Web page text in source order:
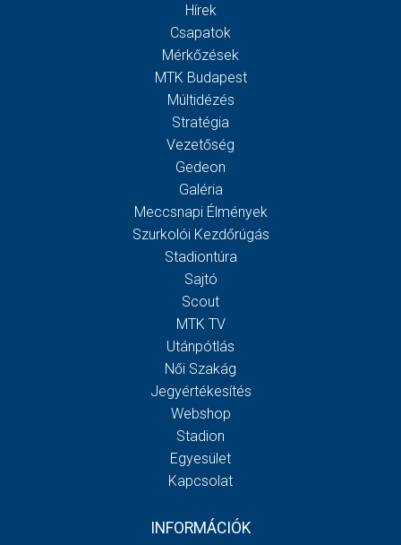
Hírek
Csapatok
Mérkőzések
MTK Budapest
Múltidézés
Stratégia
Vezetőség
Gedeon
Galéria
Meccsnapi Élmények
Szurkolói Kezdőrúgás
Stadiontúra
Sajtó
Scout
MTK TV
Utánpótlás
Női Szakág
Jegyértékesítés
Webshop
Stadion
Egyesület
Kapcsolat
INFORMÁCIÓK